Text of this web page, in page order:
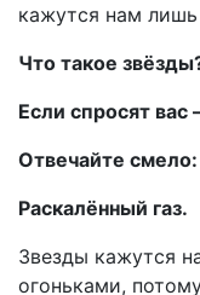
кажутся нам
Что такое
Если спросят вас
Отвечайте смело:
Раскалённый газ.
Звезды кажутся
огоньками,